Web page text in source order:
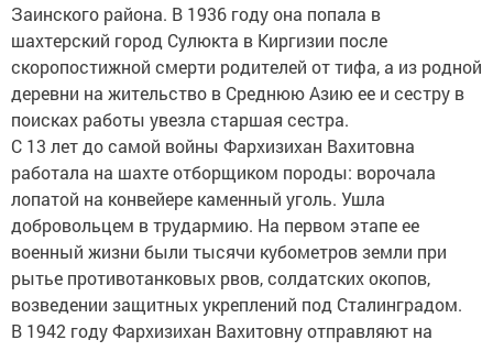
Заинского района. В 1936 году она попала в
шахтерский город Сулюкта в Киргизии после
скоропостижной смерти родителей от тифа, а из родной
деревни на жительство в Среднюю Азию ее и сестру в
поисках работы увезла старшая сестра.
С 13 лет до самой войны Фархизихан Вахитовна
работала на шахте отборщиком породы: ворочала
лопатой на конвейере каменный уголь. Ушла
добровольцем в трудармию. На первом этапе ее
военный жизни были тысячи кубометров земли при
рытье противотанковых рвов, солдатских окопов,
возведении защитных укреплений под Сталинградом.
В 1942 году Фархизихан Вахитовну отправляют на